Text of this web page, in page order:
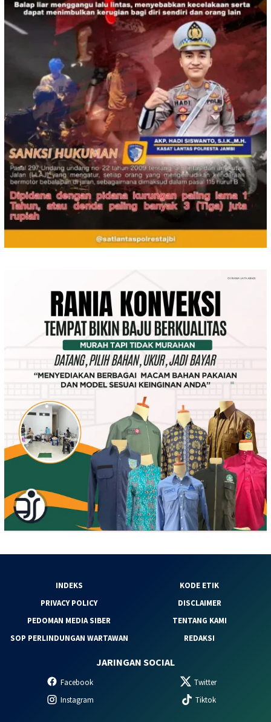
INDEKS
KODE ETIK
PRIVACY POLICY
DISCLAIMER
PEDOMAN MEDIA SIBER
TENTANG KAMI
SOP PERLINDUNGAN WARTAWAN
REDAKSI
JARINGAN SOCIAL
Facebook
Twitter
Instagram
Tiktok